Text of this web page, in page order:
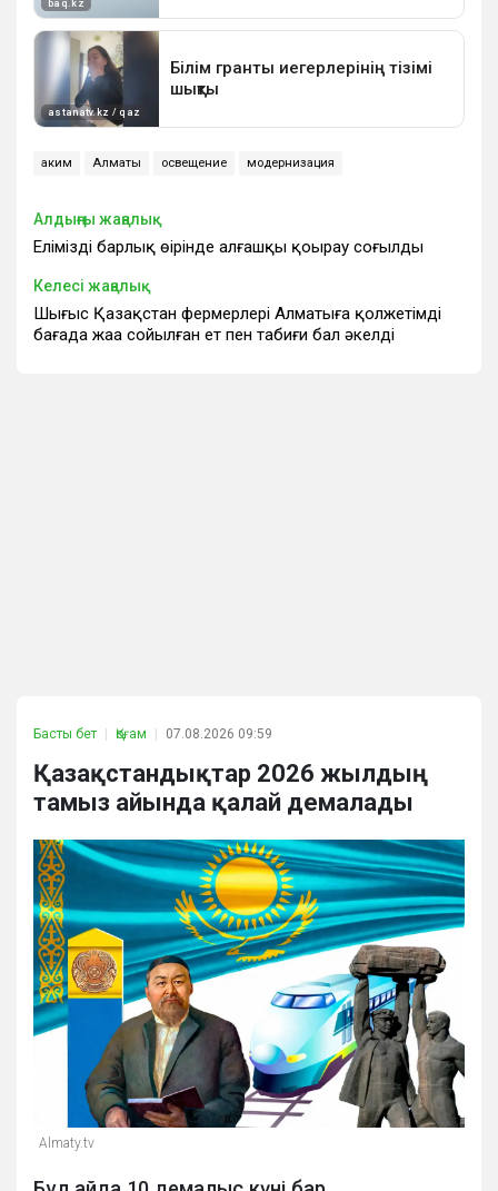
аким Алматы освещение модернизация
Алдыңғы жаңалық
Еліміздің барлық өңірінде алғашқы қоңырау соғылды
Келесі жаңалық
Шығыс Қазақстан фермерлері Алматыға қолжетімді
бағада жаңа сойылған ет пен табиғи бал әкелді
Басты бет Қоғам 07.08.2026 09:59
Қазақстандықтар 2026 жылдың
тамыз айында қалай демалады
Almaty.tv